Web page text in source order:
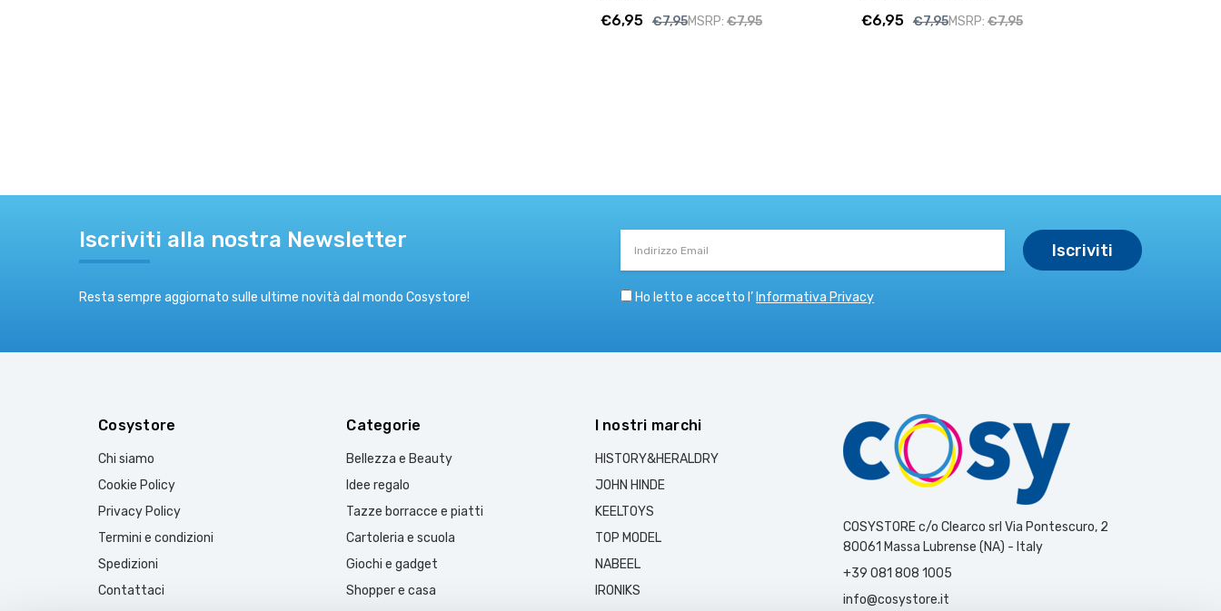
€6,95 €7,95MSRP: €7,95 €6,95 €7,95MSRP: €7,95
Iscriviti alla nostra Newsletter
Resta sempre aggiornato sulle ultime novità dal mondo Cosystore!
Email
Ho letto e accetto l’ Informativa Privacy
Cosystore
Chi siamo
Cookie Policy
Privacy Policy
Termini e condizioni
Spedizioni
Contattaci
Categorie
Bellezza e Beauty
Idee regalo
Tazze borracce e piatti
Cartoleria e scuola
Giochi e gadget
Shopper e casa
I nostri marchi
HISTORY&HERALDRY
JOHN HINDE
KEELTOYS
TOP MODEL
NABEEL
IRONIKS
COSYSTORE c/o Clearco srl Via Pontescuro, 2
80061 Massa Lubrense (NA) - Italy
+39 081 808 1005
info@cosystore.it